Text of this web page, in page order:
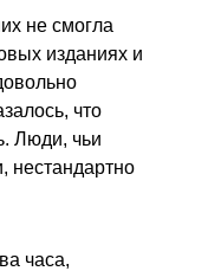
не смогла
изданиях и
что
Люди, чьи
нестандартно
часа,